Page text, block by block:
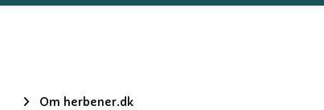
Om herbener.dk